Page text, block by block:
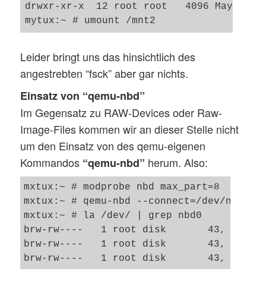
drwxr-xr-x  12 root root   4096 May 14
Leider bringt uns das hinsichtlich des
angestrebten “fsck” aber gar nichts.
Einsatz von “qemu-nbd”
Im Gegensatz zu RAW-Devices oder Raw-
Image-Files kommen wir an dieser Stelle nicht
um den Einsatz von des qemu-eigenen
Kommandos “qemu-nbd” herum. Also:
mxtux:~ # modprobe nbd max_part=8
mxtux:~ # qemu-nbd --connect=/dev/nbd0 /
mxtux:~ # la /dev/ | grep nbd0
brw-rw----   1 root disk       43,   0
brw-rw----   1 root disk       43,   1 Aug